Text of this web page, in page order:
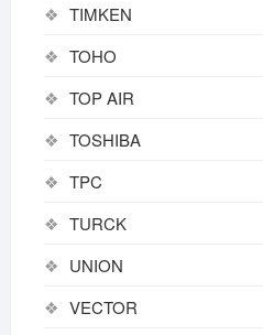
TIMKEN
TOHO
TOP AIR
TOSHIBA
TPC
TURCK
UNION
VECTOR